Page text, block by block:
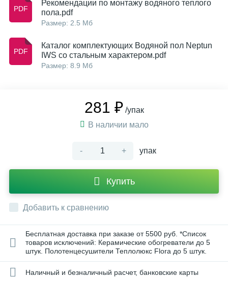
Рекомендации по монтажу водяного теплого
пола.pdf
Размер: 2.5 Мб
Каталог комплектующих Водяной пол Neptun
IWS со стальным характером.pdf
Размер: 8.9 Мб
281 ₽ /упак
В наличии мало
- + упак
Купить
Добавить к сравнению
Бесплатная доставка при заказе от 5500 руб. *Список
товаров исключений: Керамические обогреватели до 5
штук. Полотенцесушители Теплолюкс Flora до 5 штук.
Наличный и безналичный расчет, банковские карты